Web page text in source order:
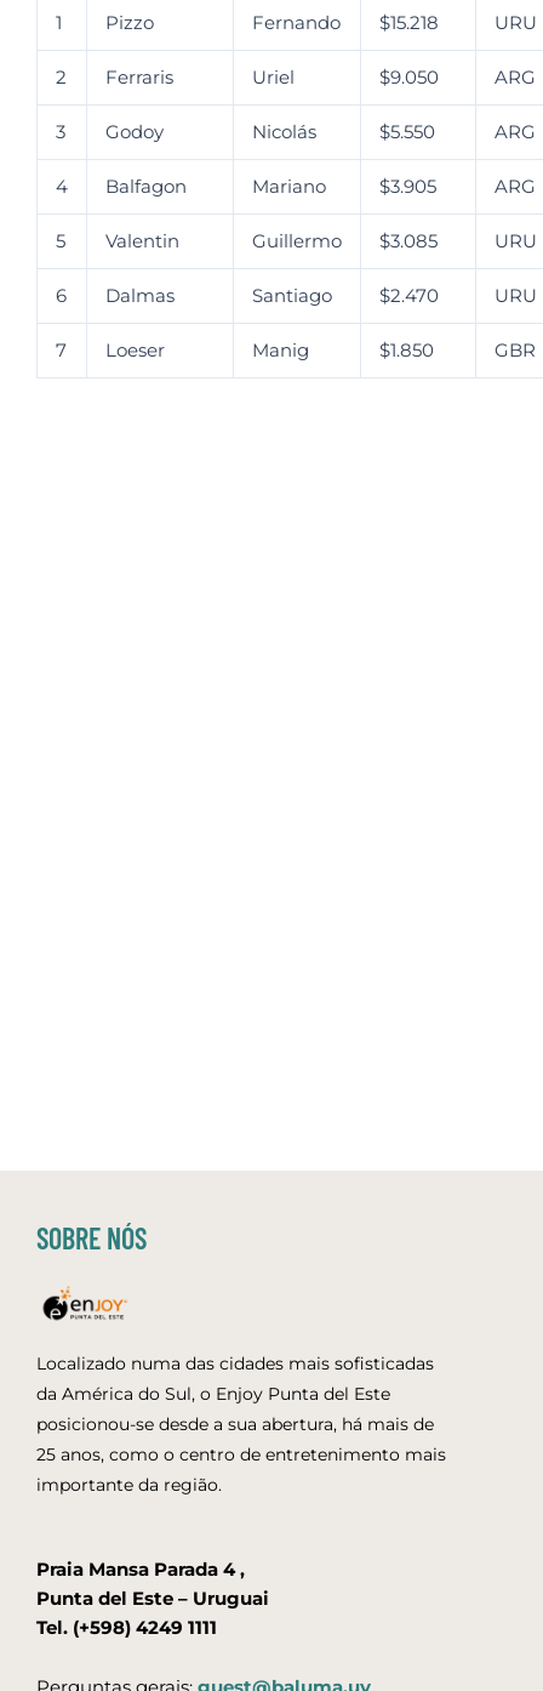
1 Pizzo Fernando $15.218 URU
2 Ferraris Uriel $9.050 ARG
3 Godoy Nicolás $5.550 ARG
4 Balfagon Mariano $3.905 ARG
5 Valentin Guillermo $3.085 URU
6 Dalmas Santiago $2.470 URU
7 Loeser Manig $1.850 GBR
SOBRE NÓS
Localizado numa das cidades mais sofisticadas
da América do Sul, o Enjoy Punta del Este
posicionou-se desde a sua abertura, há mais de
25 anos, como o centro de entretenimento mais
importante da região.
Praia Mansa Parada 4 ,
Punta del Este – Uruguai
Tel. (+598) 4249 1111